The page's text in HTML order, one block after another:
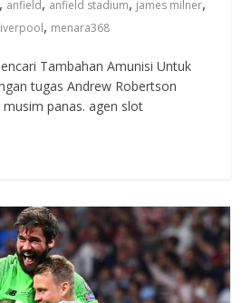
, anfield, anfield stadium, james milner,
, menara368
Tambahan Amunisi Untuk
tugas Andrew Robertson
panas. agen slot